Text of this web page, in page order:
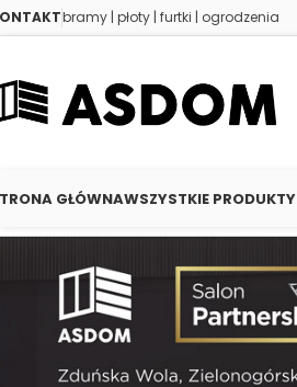
bramy | płoty | furtki | ogrodzenia
GŁÓWNAWSZYSTKIE PRODUKTY